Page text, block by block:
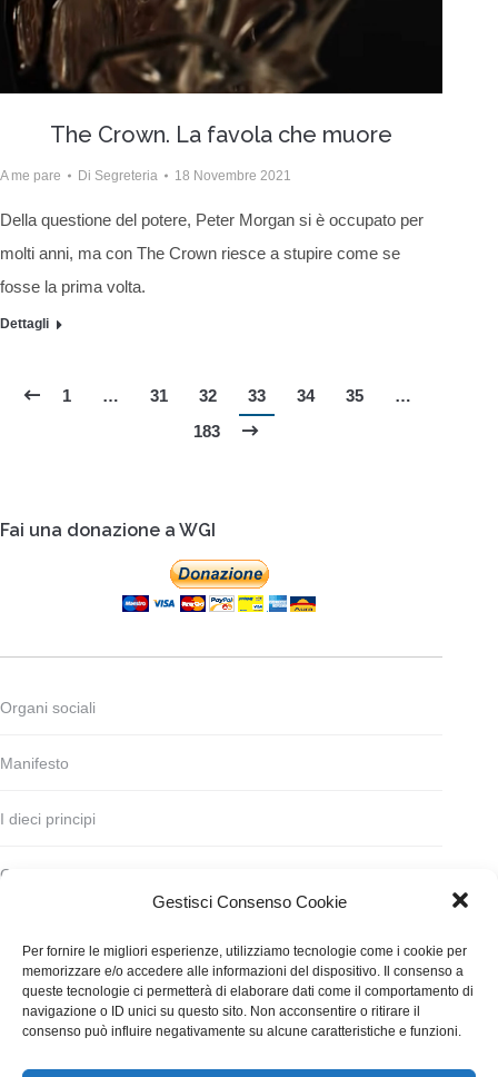
Gestisci Consenso Cookie
Per fornire le migliori esperienze, utilizziamo tecnologie come i cookie per
memorizzare e/o accedere alle informazioni del dispositivo. Il consenso a
queste tecnologie ci permetterà di elaborare dati come il comportamento di
navigazione o ID unici su questo sito. Non acconsentire o ritirare il
consenso può influire negativamente su alcune caratteristiche e funzioni.
The Crown. La favola che muore
A me pare Di Segreteria 18 Novembre 2021
Della questione del potere, Peter Morgan si è occupato per
molti anni, ma con The Crown riesce a stupire come se
fosse la prima volta.
Dettagli
1 … 31 32 33 34 35
…
183
Fai una donazione a WGI
Organi sociali
Manifesto
I dieci principi
Codice deontologico
Finanziamento
Contatti